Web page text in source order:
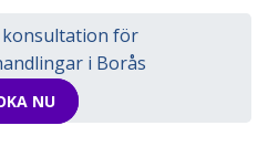
för
i Borås
NU